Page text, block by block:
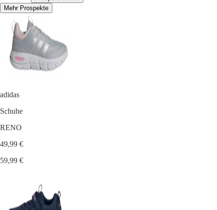
Mehr Prospekte
adidas
Schuhe
RENO
49,99 €
59,99 €